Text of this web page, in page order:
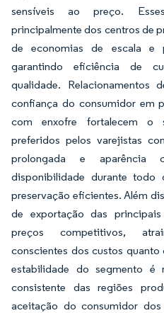
sensíveis ao preço.
principalmente dos centros de
de economias de escala e
garantindo eficiência de
qualidade. Relacionamentos
confiança do consumidor em
com enxofre fortalecem o
preferidos pelos varejistas
prolongada e aparência
disponibilidade durante
preservação eficientes. Além
de exportação das
preços competitivos,
conscientes dos custos
estabilidade do segmento é
consistente das regiões
aceitação do consumidor